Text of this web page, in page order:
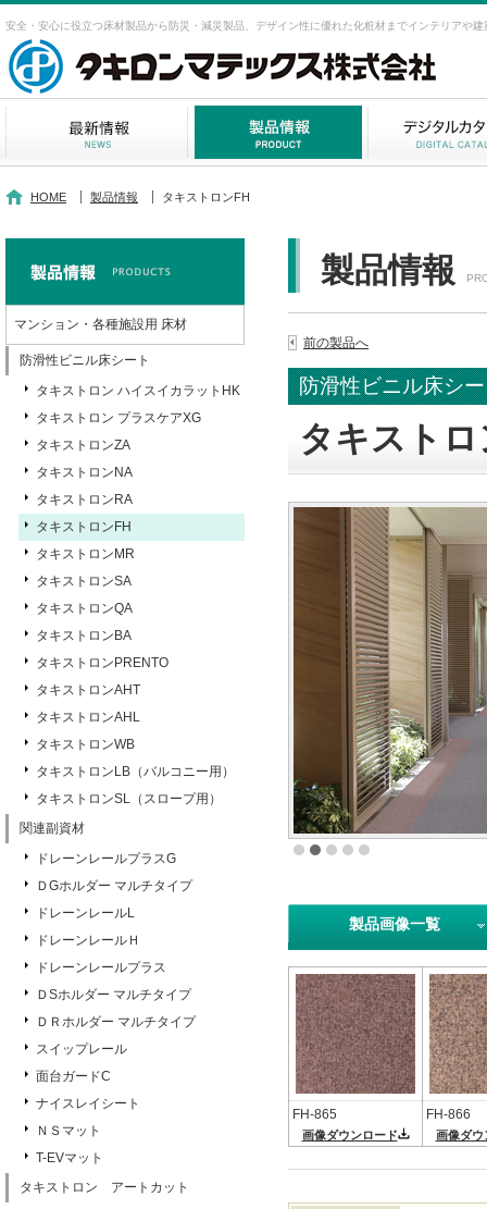
安全・安心に役立つ床材製品から防災・減災製品、デザイン性に優れた化粧材までインテリアや
HOME 製品情報 タキストロンFH
製品情報
前の製品へ
防滑性ビニル床シ
タキスト
製品画像一覧
FH-865
画像ダウンロード
FH-866
画像ダウ
マンション・各種施設用 床材
防滑性ビニル床シート
タキストロン ハイスイカラットHK
タキストロン プラスケアXG
タキストロンZA
タキストロンNA
タキストロンRA
タキストロンFH
タキストロンMR
タキストロンSA
タキストロンQA
タキストロンBA
タキストロンPRENTO
タキストロンAHT
タキストロンAHL
タキストロンWB
タキストロンLB（バルコニー用）
タキストロンSL（スロープ用）
関連副資材
ドレーンレールプラスG
ＤGホルダー マルチタイプ
ドレーンレールL
ドレーンレールＨ
ドレーンレールプラス
ＤSホルダー マルチタイプ
ＤＲホルダー マルチタイプ
スイップレール
面台ガードC
ナイスレイシート
ＮＳマット
T-EVマット
タキストロン アートカット